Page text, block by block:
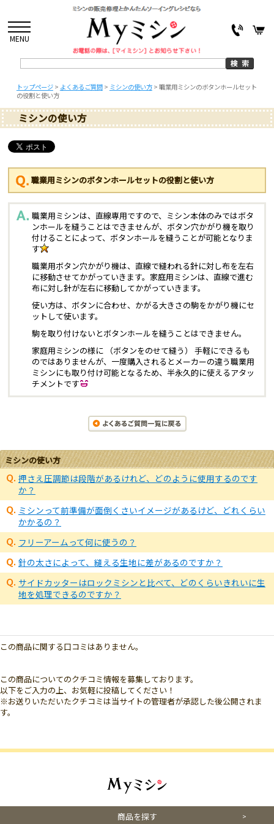
MENU
トップページ> よくあるご質問> ミシンの使い方> 職業用ミシンのボタンホールセット
の役割と使い方
ミシンの使い方
職業用ミシンのボタンホールセットの役割と使い方
職業用ミシンは、直線専用ですので、ミシン本体のみではボタ
ンホールを縫うことはできませんが、ボタン穴かがり機を取り
付けることによって、ボタンホールを縫うことが可能となりま
す
職業用ボタン穴かがり機は、直線で縫われる針に対し布を左右
に移動させてかがっていきます。家庭用ミシンは、直線で進む
布に対し針が左右に移動してかがっていきます。
使い方は、ボタンに合わせ、かがる大きさの駒をかがり機にセ
ットして使います。
駒を取り付けないとボタンホールを縫うことはできません。
家庭用ミシンの様に （ボタンをのせて縫う） 手軽にできるも
のではありませんが、一度購入されるとメーカーの違う職業用
ミシンにも取り付け可能となるため、半永久的に使えるアタッ
チメントです
ミシンの使い方
押さえ圧調節は段階があるけれど、どのように使用するのです
か？
ミシンって前準備が面倒くさいイメージがあるけど、どれくらい
かかるの？
フリーアームって何に使うの？
針の太さによって、縫える生地に差があるのですか？
サイドカッターはロックミシンと比べて、どのくらいきれいに生
地を処理できるのですか？
この商品に関する口コミはありません。
この商品についてのクチコミ情報を募集しております。
以下をご入力の上、お気軽に投稿してください！
※お送りいただいたクチコミは当サイトの管理者が承認した後公開されま
す。
商品を探す